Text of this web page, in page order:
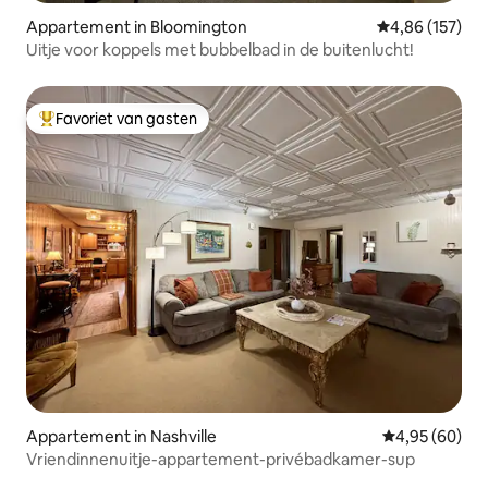
Appartement in Bloomington Gemiddelde
4,86 (157)
Uitje voor koppels met bubbelbad in de buitenlucht!
Topfavoriet van gasten
Favoriet van gasten
Appartement in Nashville Gemiddelde
4,95 (60)
Vriendinnenuitje-appartement-privébadkamer-sup